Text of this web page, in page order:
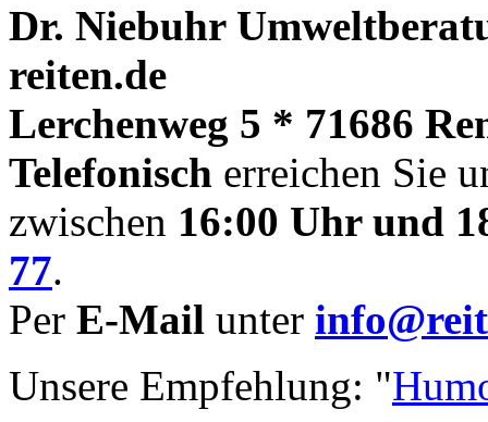
Dr. Niebuhr
reiten.de
Lerchenweg 5 * 71686
Telefonisch erreichen Sie
zwischen 16:00 Uhr und
77.
Per E-Mail unter
Unsere Empfehlung: "